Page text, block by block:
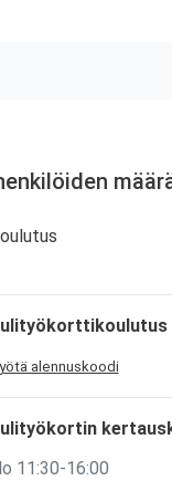
alennuskoodi
11:30-16:00